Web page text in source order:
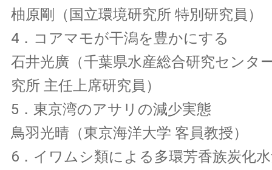
柚原剛（国立環境研究所 特別研究員）
4．コアマモが干潟を豊かにする
石井光廣（千葉県水産総合研究センタ
究所 主任上席研究員）
5．東京湾のアサリの減少実態
鳥羽光晴（東京海洋大学 客員教授）
6．イワムシ類による多環芳香族炭化